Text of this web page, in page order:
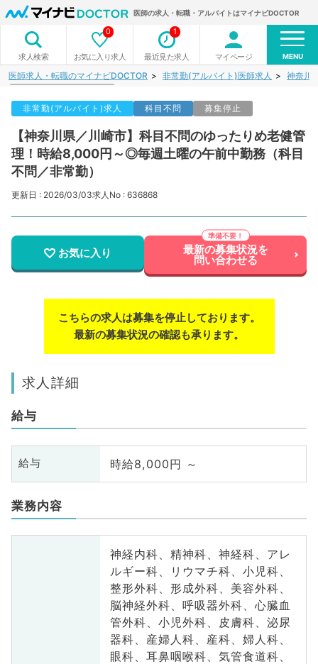
医師の求人・転職・アルバイトはマイナビDOCTOR
求人検索 お気に入り求人
0
最近見た求人
1
マイページ MENU
医師求人・転職のマイナビDOCTOR 非常勤(アルバイト)医師求人 神奈川
非常勤(アルバイト)求人 科目不問 募集停止
【神奈川県／川崎市】科目不問のゆったりめ老健管
理！時給8,000円～◎毎週土曜の午前中勤務（科目
不問／非常勤）
更新日 : 2026/03/03求人No : 636868
お気に入り 最新の募集状況を
問い合わせる
こちらの求人は募集を停止しております。
最新の募集状況の確認も承ります。
求人詳細
給与
給与 時給8,000円 ～
業務内容
神経内科、精神科、神経科、アレ
ルギー科、リウマチ科、小児科、
整形外科、形成外科、美容外科、
脳神経外科、呼吸器外科、心臓血
管外科、小児外科、皮膚科、泌尿
器科、産婦人科、産科、婦人科、
眼科、耳鼻咽喉科、気管食道科、